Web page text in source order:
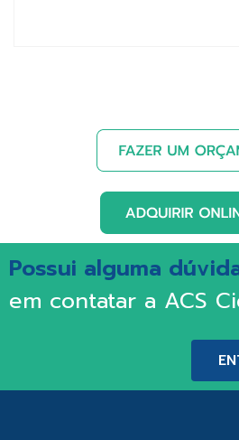
Possui alguma
em contatar a ACS